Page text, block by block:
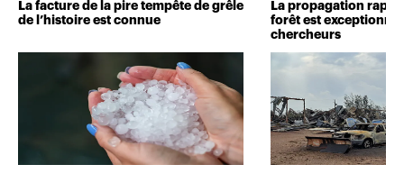
La facture de la pire tempête de grêle
de l’histoire est connue
La propagation
forêt est
chercheurs